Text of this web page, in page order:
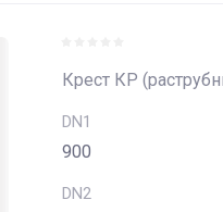
Крест КР
DN1
900
DN2